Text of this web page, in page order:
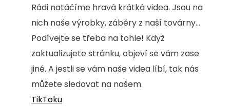
Rádi natáčíme hravá krátká videa. Jsou na
nich naše výrobky, záběry z naší továrny...
Podívejte se třeba na tohle! Když
zaktualizujete stránku, objeví se vám zase
jiné. A jestli se vám naše videa líbí, tak nás
můžete sledovat na našem
TikToku